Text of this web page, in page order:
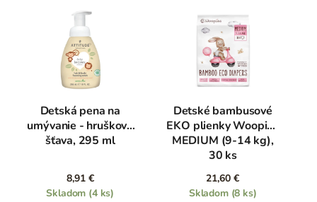
Detská pena na
umývanie - hrušková
šťava, 295 ml
8,91 €
Skladom (4 ks)
Detské bambusové
EKO plienky Woopies
MEDIUM (9-14 kg),
30 ks
21,60 €
Skladom (8 ks)